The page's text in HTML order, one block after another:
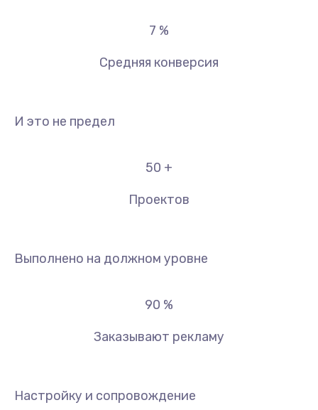
7 %
Средняя конверсия
И это не предел
50 +
Проектов
Выполнено на должном уровне
90 %
Заказывают рекламу
Настройку и сопровождение